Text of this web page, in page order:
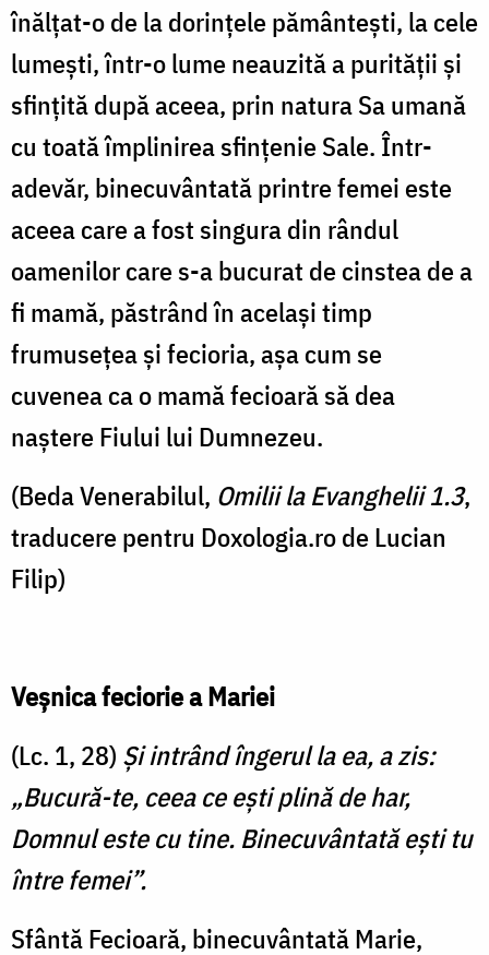
înălțat-o de la dorințele pământești, la cele
lumești, într-o lume neauzită a purității și
sfințită după aceea, prin natura Sa umană
cu toată împlinirea sfințenie Sale. Într-
adevăr, binecuvântată printre femei este
aceea care a fost singura din rândul
oamenilor care s-a bucurat de cinstea de a
fi mamă, păstrând în același timp
frumusețea și fecioria, așa cum se
cuvenea ca o mamă fecioară să dea
naștere Fiului lui Dumnezeu.
(Beda Venerabilul, Omilii la Evanghelii 1.3,
traducere pentru Doxologia.ro de Lucian
Filip)
Veșnica feciorie a Mariei
(Lc. 1, 28) Şi intrând îngerul la ea, a zis:
„Bucură-te, ceea ce eşti plină de har,
Domnul este cu tine. Binecuvântată eşti tu
între femei”.
Sfântă Fecioară, binecuvântată Marie,